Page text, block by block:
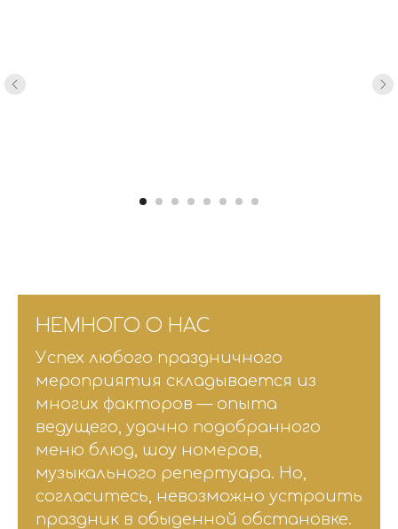
НЕМНОГО О НАС
Успех любого праздничного
мероприятия складывается из
многих факторов — опыта
ведущего, удачно подобранного
меню блюд, шоу номеров,
музыкального репертуара. Но,
согласитесь, невозможно устроить
праздник в обыденной обстановке.